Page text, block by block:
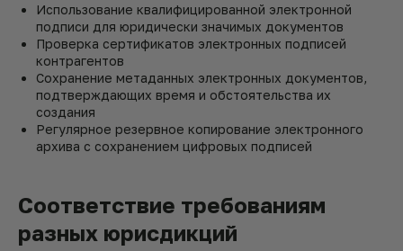
Использование квалифицированной электронной
подписи для юридически значимых документов
Проверка сертификатов электронных подписей
контрагентов
Сохранение метаданных электронных документов,
подтверждающих время и обстоятельства их
создания
Регулярное резервное копирование электронного
архива с сохранением цифровых подписей
Соответствие требованиям
разных юрисдикций